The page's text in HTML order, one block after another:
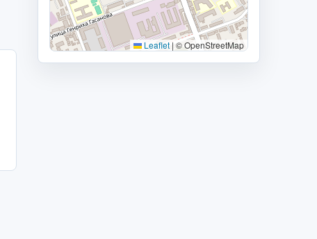
Leaflet | © OpenStreetMap